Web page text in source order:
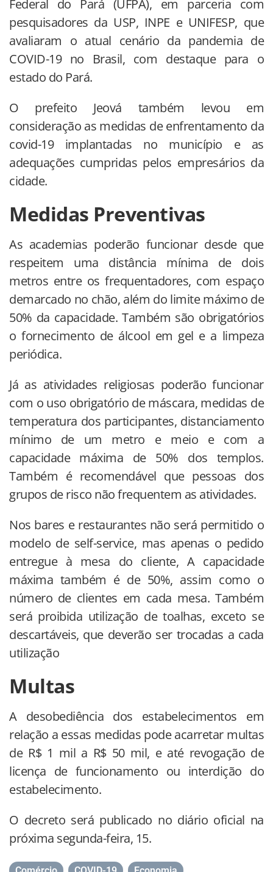
Federal do Pará (UFPA), em parceria com
pesquisadores da USP, INPE e UNIFESP, que
avaliaram o atual cenário da pandemia de
COVID-19 no Brasil, com destaque para o
estado do Pará.
O prefeito Jeová também levou em
consideração as medidas de enfrentamento da
covid-19 implantadas no município e as
adequações cumpridas pelos empresários da
cidade.
Medidas Preventivas
As academias poderão funcionar desde que
respeitem uma distância mínima de dois
metros entre os frequentadores, com espaço
demarcado no chão, além do limite máximo de
50% da capacidade. Também são obrigatórios
o fornecimento de álcool em gel e a limpeza
periódica.
Já as atividades religiosas poderão funcionar
com o uso obrigatório de máscara, medidas de
temperatura dos participantes, distanciamento
mínimo de um metro e meio e com a
capacidade máxima de 50% dos templos.
Também é recomendável que pessoas dos
grupos de risco não frequentem as atividades.
Nos bares e restaurantes não será permitido o
modelo de self-service, mas apenas o pedido
entregue à mesa do cliente, A capacidade
máxima também é de 50%, assim como o
número de clientes em cada mesa. Também
será proibida utilização de toalhas, exceto se
descartáveis, que deverão ser trocadas a cada
utilização
Multas
A desobediência dos estabelecimentos em
relação a essas medidas pode acarretar multas
de R$ 1 mil a R$ 50 mil, e até revogação de
licença de funcionamento ou interdição do
estabelecimento.
O decreto será publicado no diário oficial na
próxima segunda-feira, 15.